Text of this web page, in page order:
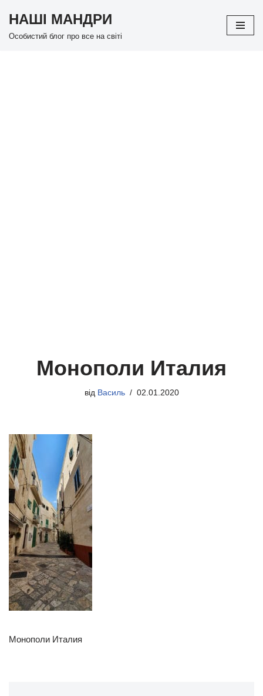
Перейти
НАШІ МАНДРИ
Особистий блог про все на світі
Монополи Италия
від Василь 02.01.2020
Монополи Италия